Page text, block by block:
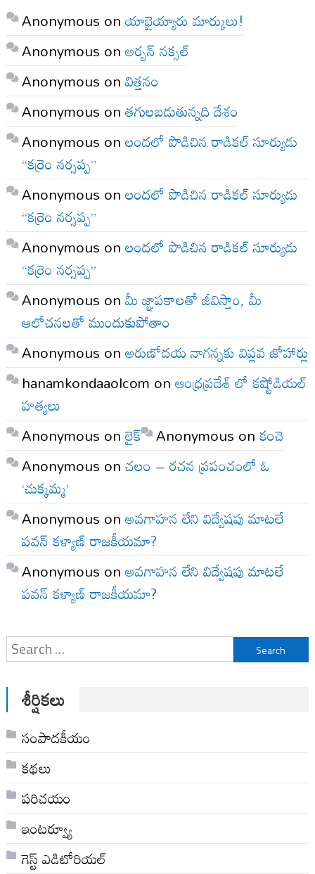
Anonymous onయాభైయ్యారు మార్కులు!
Anonymous onఅర్బన్ నక్సల్
Anonymous onవిత్తనం
Anonymous onతగులబడుతున్నది దేశం
Anonymous onలందలో పొడిచిన రాడికల్ సూర్యుడు
“కర్రెం నర్సప్ప”
Anonymous onలందలో పొడిచిన రాడికల్ సూర్యుడు
“కర్రెం నర్సప్ప”
Anonymous onలందలో పొడిచిన రాడికల్ సూర్యుడు
“కర్రెం నర్సప్ప”
Anonymous onమీ జ్ఞాపకాలతో జీవిస్తాం, మీ
ఆలోచనలతో ముందుకుపోతాం
Anonymous onఅరుణోదయ నాగన్నకు విప్లవ జోహార్లు
hanamkondaaolcom onఆంధ్రప్రదేశ్ లో కష్టోడియల్
హత్యలు
Anonymous onలైక్ Anonymous onకంచె
Anonymous onచలం – రచన ప్రపంచంలో ఓ
‘చుక్కమ్మ’
Anonymous onఅవగాహన లేని విద్వేషపు మాటలే
పవన్ కళ్యాణ్ రాజకీయమా?
Anonymous onఅవగాహన లేని విద్వేషపు మాటలే
పవన్ కళ్యాణ్ రాజకీయమా?
Search
for:
శీర్షికలు
సంపాదకీయం
కథలు
పరిచయం
ఇంటర్వ్యూ
గెస్ట్ ఎడిటోరియల్